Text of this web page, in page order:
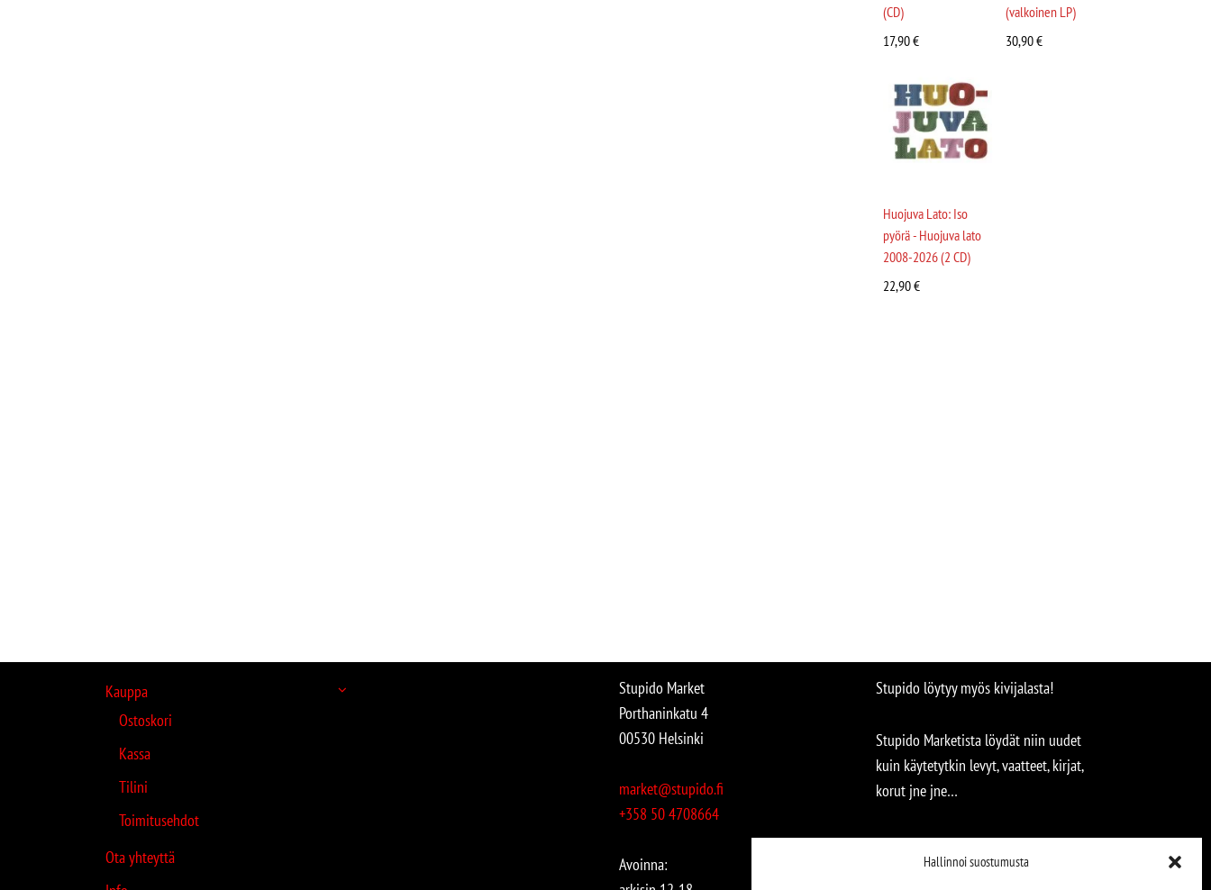
Hallinnoi suostumusta
(CD)
17,90€
(valkoinen LP)
30,90€
Huojuva Lato: Iso
pyörä - Huojuva lato
2008-2026 (2 CD)
22,90€
Kauppa
Ostoskori
Kassa
Tilini
Toimitusehdot
Ota yhteyttä
Stupido Market
Porthaninkatu 4
00530 Helsinki
market@stupido.fi
+358 50 4708664
Avoinna:
Stupido löytyy myös kivijalasta!
Stupido Marketista löydät niin uudet
kuin käytetytkin levyt, vaatteet, kirjat,
korut jne jne…